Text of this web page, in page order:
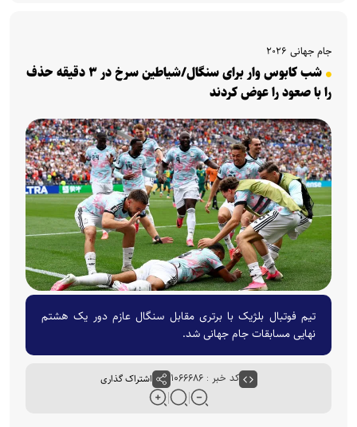
جام جهانی ۲۰۲۶
شب کابوس وار برای سنگال/شیاطین سرخ در ۳ دقیقه حذف
را با صعود را عوض کردند
تیم فوتبال بلژیک با برتری مقابل سنگال عازم دور یک هشتم
نهایی مسابقات جام جهانی شد.
کد خبر : ۱۰۶۶۶۸۶ اشتراک گذاری